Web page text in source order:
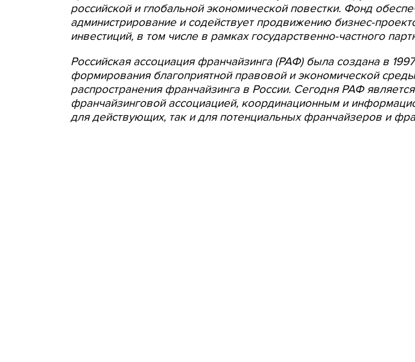
российской и глобальной экономической повестки. Фонд
администрирование и содействует продвижению бизнес-
инвестиций, в том числе в рамках государственно-частного
Российская ассоциация франчайзинга (РАФ) была создана в
формирования благоприятной правовой и экономической
распространения франчайзинга в России. Сегодня РАФ
франчайзинговой ассоциацией, координационным и
для действующих, так и для потенциальных франчайзеров и